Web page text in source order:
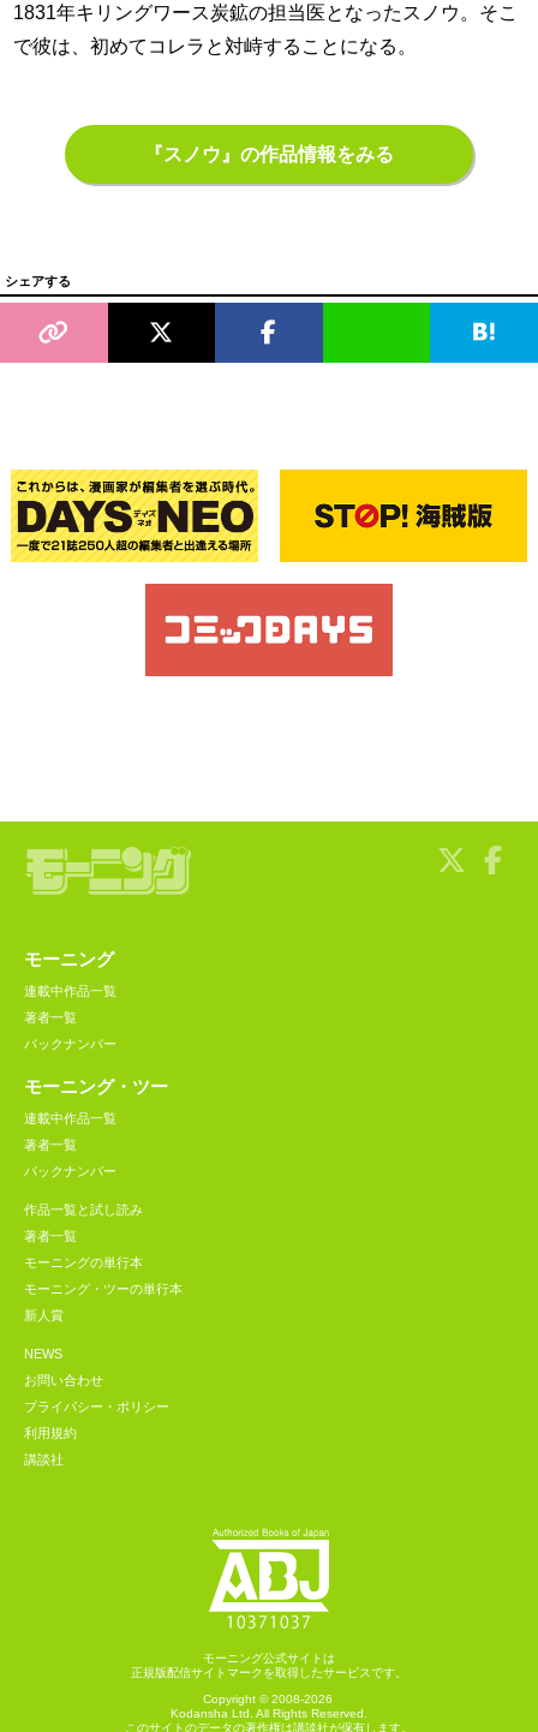
1831年キリングワース炭鉱の担当医となったスノウ。そこ
で彼は、初めてコレラと対峙することになる。
『スノウ』の作品情報をみる
シェアする
モーニング
連載中作品一覧
著者一覧
バックナンバー
モーニング・ツー
連載中作品一覧
著者一覧
バックナンバー
作品一覧と試し読み
著者一覧
モーニングの単行本
モーニング・ツーの単行本
新人賞
NEWS
お問い合わせ
プライバシー・ポリシー
利用規約
講談社
モーニング公式サイトは
正規版配信サイトマークを取得したサービスです。
Copyright © 2008-2026
Kodansha Ltd. All Rights Reserved.
このサイトのデータの著作権は講談社が保有します。